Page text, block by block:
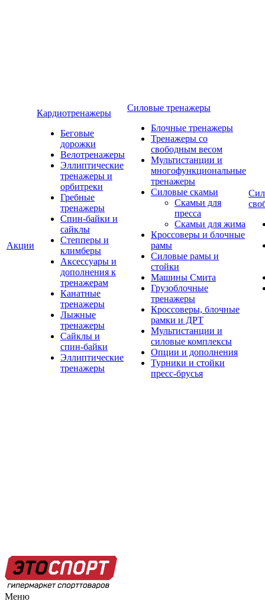
Акции
Кардиотренажеры
Беговые
дорожки
Велотренажеры
Эллиптические
тренажеры и
орбитреки
Гребные
тренажеры
Спин-байки и
сайклы
Степперы и
климберы
Аксессуары и
дополнения к
тренажерам
Канатные
тренажеры
Лыжные
тренажеры
Сайклы и
спин-байки
Эллиптические
тренажеры
Силовые тренажеры
Блочные тренажеры
Тренажеры со
свободным весом
Мультистанции и
многофункциональные
тренажеры
Силовые скамьи
Скамьи для
пресса
Скамьи для жима
Кроссоверы и блочные
рамы
Силовые рамы и
стойки
Машины Смита
Грузоблочные
тренажеры
Кроссоверы, блочные
рамки и ДРТ
Мультистанции и
силовые комплексы
Опции и дополнения
Турники и стойки
пресс-брусья
Меню